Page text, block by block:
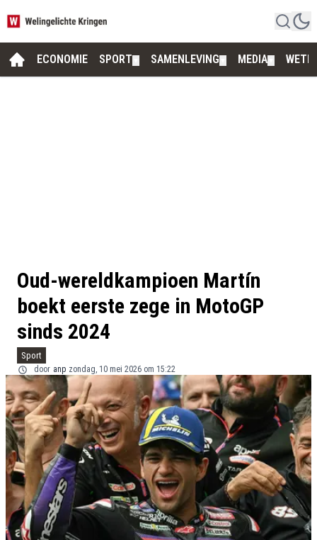
ECONOMIE SPORT SAMENLEVING MEDIA
Oud-wereldkampioen Martín
boekt eerste zege in MotoGP
sinds 2024
Sport
door anp zondag, 10 mei 2026 om 15:22